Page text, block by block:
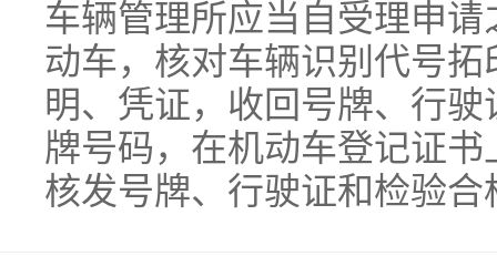
车辆管理所应当自受理申
动车，核对车辆识别代号
明、凭证，收回号牌、行
牌号码，在机动车登记证
核发号牌、行驶证和检验合